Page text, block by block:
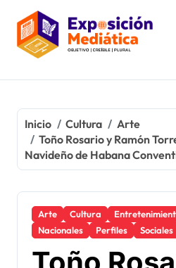
contenido
Inicio Cultura
Arte
Toño Rosario y Ramón
Navideño de Habana
Arte Cultura
Nacionales
Perfiles Sociales